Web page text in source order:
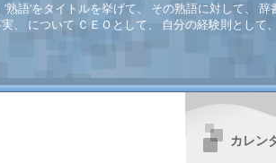
熟語'をタイトルを挙げて、 その熟語に対して、 辞
、 について ＣＥＯとして、 自分の経験則として
カレン